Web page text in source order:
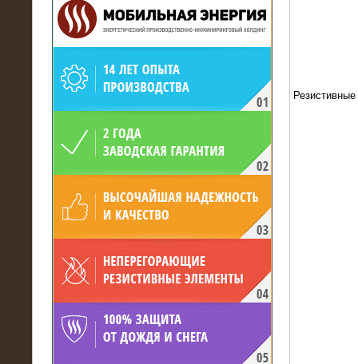
произведён высоковольтный
нагрузочный комплекс 24 МВт с
напряжением 6/10 кВ
15.04.2017
Нагрузочный комплекс 16 МВт с